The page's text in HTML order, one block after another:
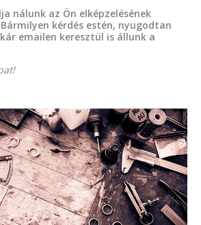
nálunk az Ön elképzelésének
kérdés estén, nyugodtan
emailen keresztül is állunk a